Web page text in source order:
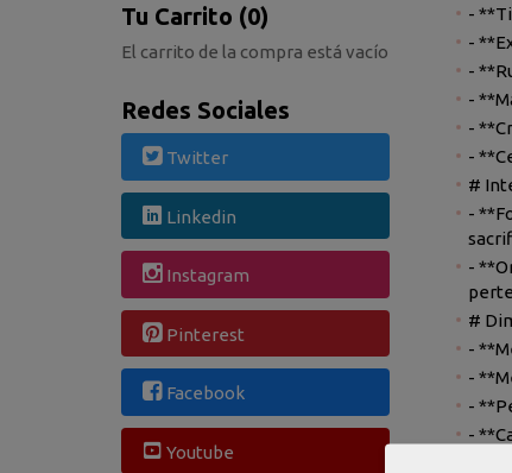
Tu Carrito (0)
El carrito de la compra está vacío
Redes Sociales
Twitter
Linkedin
Instagram
Pinterest
Facebook
Youtube
-
-
-
-
-
-
#
-
-
#
-
-
-
-